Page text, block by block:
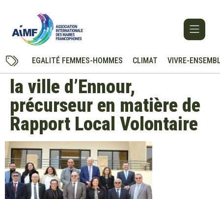
EGALITÉ FEMMES-HOMMES CLIMAT VIVRE-
la ville d’Ennour,
précurseur en matière de
Rapport Local Volontaire